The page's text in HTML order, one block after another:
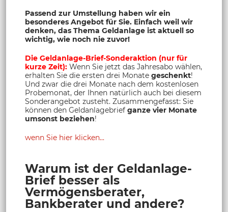
Passend zur Umstellung haben wir ein
besonderes Angebot für Sie. Einfach weil wir
denken, das Thema Geldanlage ist aktuell so
wichtig, wie noch nie zuvor!
Die Geldanlage-Brief-Sonderaktion (nur für
kurze Zeit): Wenn Sie jetzt das Jahresabo wählen,
erhalten Sie die ersten drei Monate geschenkt!
Und zwar die drei Monate nach dem kostenlosen
Probemonat, der Ihnen natürlich auch bei diesem
Sonderangebot zusteht. Zusammengefasst: Sie
können den Geldanlagebrief ganze vier Monate
umsonst beziehen!
wenn Sie hier klicken...
Warum ist der Geldanlage-
Brief besser als
Vermögensberater,
Bankberater und andere?